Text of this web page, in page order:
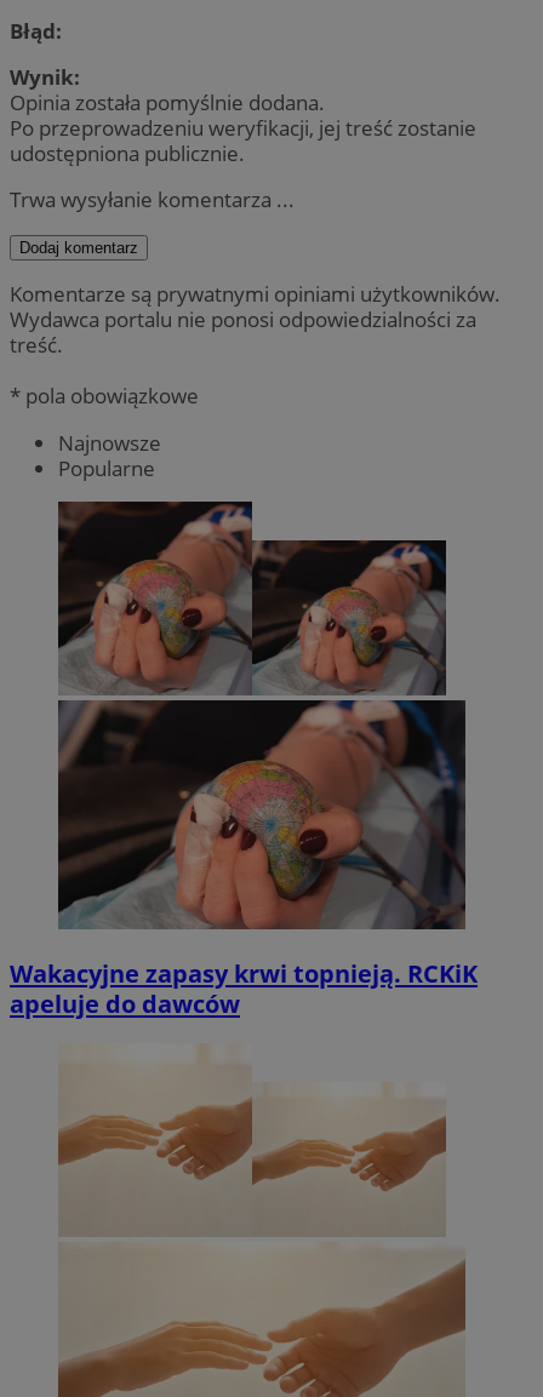
Błąd:
Wynik:
Opinia została pomyślnie dodana.
Po przeprowadzeniu weryfikacji, jej treść zostanie
udostępniona publicznie.
Trwa wysyłanie komentarza ...
Dodaj komentarz
Komentarze są prywatnymi opiniami użytkowników.
Wydawca portalu nie ponosi odpowiedzialności za
treść.
* pola obowiązkowe
Najnowsze
Popularne
Wakacyjne zapasy krwi topnieją. RCKiK
apeluje do dawców